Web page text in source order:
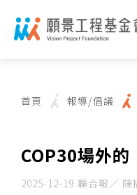
首頁 報導/倡議
COP30場外的
2025-12-19 聯合報／ 陳